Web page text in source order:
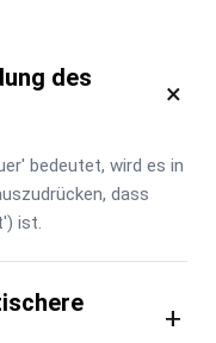
des
×
bedeutet, wird es in
dass
ist.
+